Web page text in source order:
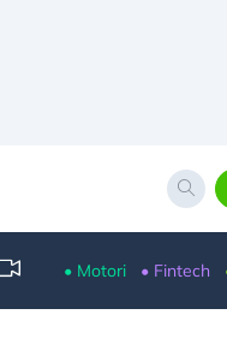
• Motori • Fintech